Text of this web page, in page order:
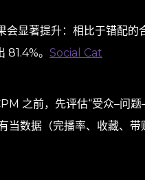
会显著提升：相比于错配
。 Social Cat
之前，先评估“受众–问题
数据（完播率、收藏、带